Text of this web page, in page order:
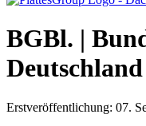
BGBl. |
Deutschland
Erstveröffentlichung: 07.